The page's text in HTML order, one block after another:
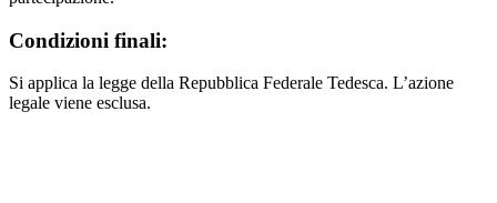
Condizioni finali:
Si applica la legge della Repubblica Federale Tedesca. L’azione
legale viene esclusa.